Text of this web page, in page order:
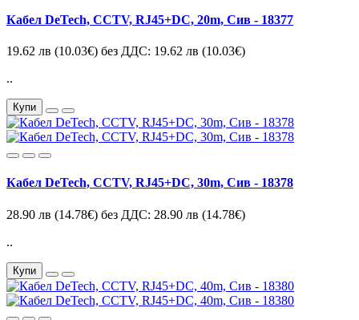
Кабел DeTech, CCTV, RJ45+DC, 20m, Сив - 18377
19.62 лв (10.03€) без ДДС: 19.62 лв (10.03€)
..
Купи
Кабел DeTech, CCTV, RJ45+DC, 30m, Сив - 18378
28.90 лв (14.78€) без ДДС: 28.90 лв (14.78€)
..
Купи